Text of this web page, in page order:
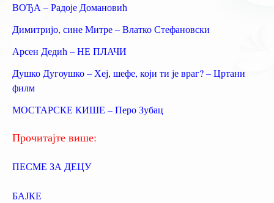
р
а
г
а
з
а
:
ВОЂА – Радоје Домановић
Димитријо, сине Митре – Влатко Стефановски
Арсен Дедић – НЕ ПЛАЧИ
Душко Дугоушко – Хеј, шефе, који ти је враг? – Цртани
филм
МОСТАРСКЕ КИШЕ – Перо Зубац
Прочитајте више:
ПЕСМЕ ЗА ДЕЦУ
БАЈКЕ